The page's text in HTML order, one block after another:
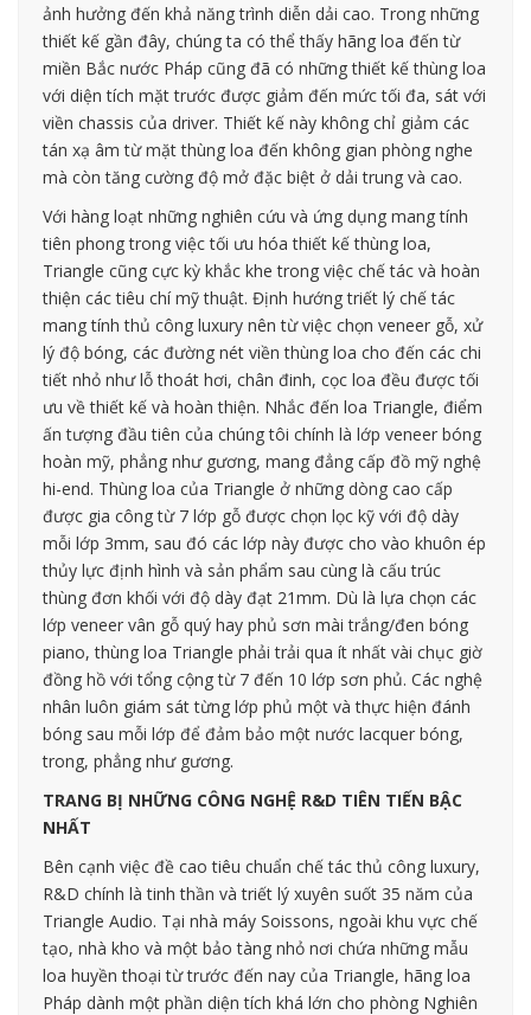
ảnh hưởng đến khả năng trình diễn dải cao. Trong những
thiết kế gần đây, chúng ta có thể thấy hãng loa đến từ
miền Bắc nước Pháp cũng đã có những thiết kế thùng loa
với diện tích mặt trước được giảm đến mức tối đa, sát với
viền chassis của driver. Thiết kế này không chỉ giảm các
tán xạ âm từ mặt thùng loa đến không gian phòng nghe
mà còn tăng cường độ mở đặc biệt ở dải trung và cao.
Với hàng loạt những nghiên cứu và ứng dụng mang tính
tiên phong trong việc tối ưu hóa thiết kế thùng loa,
Triangle cũng cực kỳ khắc khe trong việc chế tác và hoàn
thiện các tiêu chí mỹ thuật. Định hướng triết lý chế tác
mang tính thủ công luxury nên từ việc chọn veneer gỗ, xử
lý độ bóng, các đường nét viền thùng loa cho đến các chi
tiết nhỏ như lỗ thoát hơi, chân đinh, cọc loa đều được tối
ưu về thiết kế và hoàn thiện. Nhắc đến loa Triangle, điểm
ấn tượng đầu tiên của chúng tôi chính là lớp veneer bóng
hoàn mỹ, phẳng như gương, mang đẳng cấp đồ mỹ nghệ
hi-end. Thùng loa của Triangle ở những dòng cao cấp
được gia công từ 7 lớp gỗ được chọn lọc kỹ với độ dày
mỗi lớp 3mm, sau đó các lớp này được cho vào khuôn ép
thủy lực định hình và sản phẩm sau cùng là cấu trúc
thùng đơn khối với độ dày đạt 21mm. Dù là lựa chọn các
lớp veneer vân gỗ quý hay phủ sơn mài trắng/đen bóng
piano, thùng loa Triangle phải trải qua ít nhất vài chục giờ
đồng hồ với tổng cộng từ 7 đến 10 lớp sơn phủ. Các nghệ
nhân luôn giám sát từng lớp phủ một và thực hiện đánh
bóng sau mỗi lớp để đảm bảo một nước lacquer bóng,
trong, phẳng như gương.
TRANG BỊ NHỮNG CÔNG NGHỆ R&D TIÊN TIẾN BẬC
NHẤT
Bên cạnh việc đề cao tiêu chuẩn chế tác thủ công luxury,
R&D chính là tinh thần và triết lý xuyên suốt 35 năm của
Triangle Audio. Tại nhà máy Soissons, ngoài khu vực chế
tạo, nhà kho và một bảo tàng nhỏ nơi chứa những mẫu
loa huyền thoại từ trước đến nay của Triangle, hãng loa
Pháp dành một phần diện tích khá lớn cho phòng Nghiên